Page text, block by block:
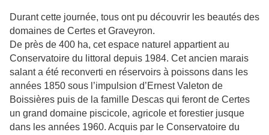
Durant cette journée, tous ont pu découvrir les beautés des
domaines de Certes et Graveyron.
De près de 400 ha, cet espace naturel appartient au
Conservatoire du littoral depuis 1984. Cet ancien marais
salant a été reconverti en réservoirs à poissons dans les
années 1850 sous l’impulsion d’Ernest Valeton de
Boissières puis de la famille Descas qui feront de Certes
un grand domaine piscicole, agricole et forestier jusque
dans les années 1960. Acquis par le Conservatoire du